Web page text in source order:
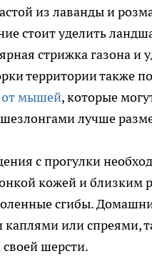
из лаванды и
стоит уделить
стрижка газона
территории также
от мышей, которые
лучше
с прогулки
кожей и близким
сгибы.
или спреями,
шерсти.